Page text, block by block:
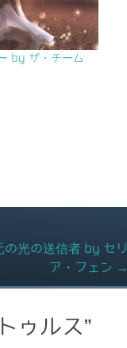
by ザ・チーム
光の送信者 by セリ
ア・フェン →
ゥルス ”